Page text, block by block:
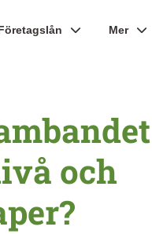
Mer
och